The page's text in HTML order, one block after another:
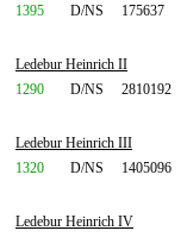
1395
D/NS 175637
Ledebur Heinrich II
1290
D/NS 2810192
Ledebur Heinrich III
1320
D/NS 1405096
Ledebur Heinrich IV